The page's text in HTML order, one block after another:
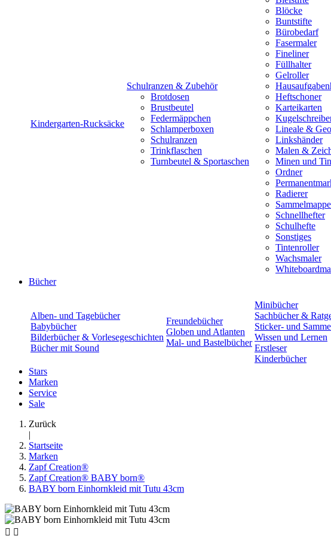
Kindergarten-Rucksäcke
Schulranzen & Zubehör
Brotdosen
Brustbeutel
Federmäppchen
Schlamperboxen
Schulranzen
Trinkflaschen
Turnbeutel & Sportaschen
Blöcke
Buntstifte
Bürobedarf
Fasermaler
Fineliner
Füllhalter
Gelroller
Heftschoner
Karteikarten
Lineale &
Linkshänder
Malen &
Minen und
Ordner
Radierer
Schnellhefter
Schulhefte
Sonstiges
Tintenroller
Wachsmaler
Bücher
Alben- und Tagebücher
Babybücher
Bilderbücher & Vorlesegeschichten
Bücher mit Sound
Freundebücher
Globen und Atlanten
Mal- und Bastelbücher
Minibücher
Sachbücher &
Sticker- und
Wissen und Lernen
Erstleser
Kinderbücher
Stars
Marken
Service
Sale
Zurück
|
Startseite
Marken
Zapf Creation®
Zapf Creation® BABY born®
BABY born Einhornkleid mit Tutu 43cm
 